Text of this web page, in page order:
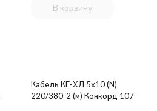
В корзину
Кабель КГ-ХЛ 5х10 (N)
220/380-2 (м) Конкорд 107